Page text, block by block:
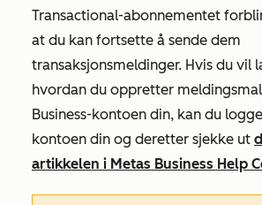
Transactional-abonnementet
at du kan fortsette å sende dem
transaksjonsmeldinger. Hvis du vil
hvordan du oppretter
Business-kontoen din, kan du
kontoen din og deretter sjekke ut
artikkelen i Metas Business Help